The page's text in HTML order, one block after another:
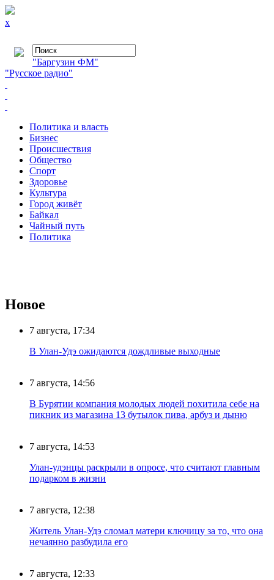
x
"Баргузин ФМ"
"Русское радио"
Политика и власть
Бизнес
Происшествия
Общество
Cпорт
Здоровье
Культура
Город живёт
Байкал
Чайный путь
Политика
Новое
7 августа, 17:34
В Улан-Удэ ожидаются дождливые выходные
7 августа, 14:56
В Бурятии компания молодых людей похитила себе на
пикник из магазина 13 бутылок пива, арбуз и дыню
7 августа, 14:53
Улан-удэнцы раскрыли в опросе, что считают главным
подарком в жизни
7 августа, 12:38
Житель Улан-Удэ сломал матери ключицу за то, что она
нечаянно разбудила его
7 августа, 12:33